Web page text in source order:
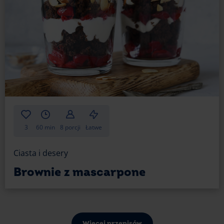
Rogaliki bez nadzienia
Jeśli nie wiesz co dodać do środka rogalika, możesz
je upiec bez żadnego nadzienia. Przed jedzeniem
przygotuj tylko małe miseczki lub sosjerki z porcjami
pysznych dobroci, które mogą je urozmaicić, jak na
przykład:
konfitura o ulubionym smaku;
krem czekoladowy;
krem pistacjowy;
masło orzechowe;
owoce – banan, truskawki, maliny, jagody, jeżyny
Jeśli nie masz ochoty na nadzienie, świetnym
3 60 min 8 porcji Łatwe
Ciasta i desery
Brownie z mascarpone